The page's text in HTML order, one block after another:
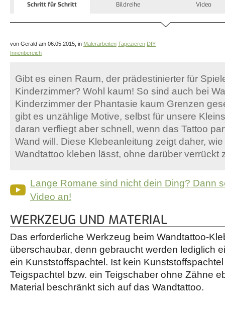
Schritt für Schritt Bildreihe Video
von Gerald am 06.05.2015, in Malerarbeiten Tapezieren DIY
Innenbereich
Gibt es einen Raum, der prädestinierter für
Kinderzimmer? Wohl kaum! So sind auch bei
Kinderzimmer der Phantasie kaum Grenzen
gibt es unzählige Motive, selbst für unsere
daran verfliegt aber schnell, wenn das Tattoo
Wand will. Diese Klebeanleitung zeigt daher,
Wandtattoo kleben lässt, ohne darüber verrückt
Lange Romane sind nicht dein Ding? Dann
Video an!
WERKZEUG UND MATERIAL
Das erforderliche Werkzeug beim Wandtattoo-
überschaubar, denn gebraucht werden lediglich
ein Kunststoffspachtel. Ist kein
Teigspachtel bzw. ein Teigschaber ohne Zähne
Material beschränkt sich auf das Wandtattoo.